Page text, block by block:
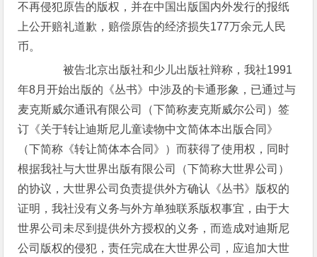
不再侵犯原告的版权，并在中国出版国内外发行的报纸
上公开赔礼道歉，赔偿原告的经济损失177万余元人民
币。
被告北京出版社和少儿出版社辩称，我社1991
年8月开始出版的《丛书》中涉及的卡通形象，已通过与
麦克斯威尔通讯有限公司（下简称麦克斯威尔公司）签
订《关于转让迪斯尼儿童读物中文简体本出版合同》
（下简称《转让简体本合同》）而获得了使用权，同时
根据我社与大世界出版有限公司（下简称大世界公司）
的协议，大世界公司负责提供外方确认《丛书》版权的
证明，我社没有义务与外方单独联系版权事宜，由于大
世界公司未尽到提供外方授权的义务，而造成对迪斯尼
公司版权的侵犯，责任完成在大世界公司，应追加大世